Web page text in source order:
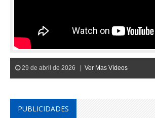
29 de abril de 2026 | Ver Mas Vídeos
PUBLICIDADES